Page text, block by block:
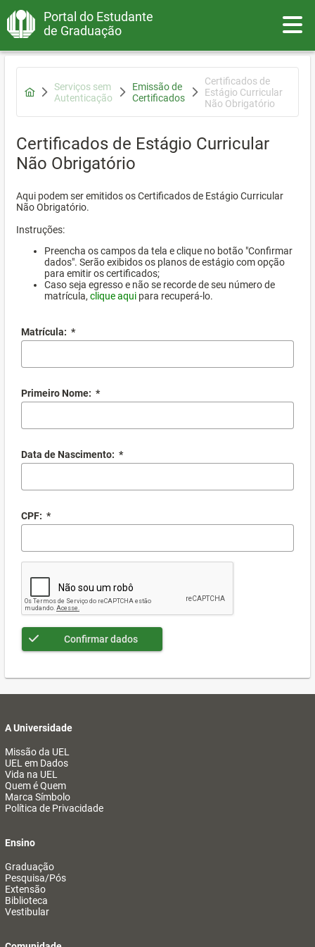
Portal do Estudante
de Graduação
Serviços sem
Autenticação
Emissão de
Certificados
Certificados de
Estágio Curricular
Não Obrigatório
Certificados de Estágio Curricular
Não Obrigatório
Aqui podem ser emitidos os Certificados de Estágio Curricular
Não Obrigatório.
Instruções:
Preencha os campos da tela e clique no botão "Confirmar
dados". Serão exibidos os planos de estágio com opção
para emitir os certificados;
Caso seja egresso e não se recorde de seu número de
matrícula, clique aqui para recuperá-lo.
Matrícula: *
Primeiro Nome: *
Data de Nascimento: *
CPF: *
Confirmar dados
A Universidade
Missão da UEL
UEL em Dados
Vida na UEL
Quem é Quem
Marca Símbolo
Política de Privacidade
Ensino
Graduação
Pesquisa/Pós
Extensão
Biblioteca
Vestibular